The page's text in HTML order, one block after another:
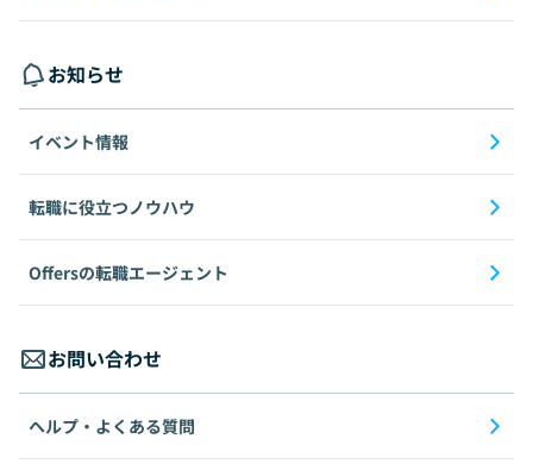
お知らせ
イベント情報
転職に役立つノウハウ
Offersの転職エージェント
お問い合わせ
ヘルプ・よくある質問